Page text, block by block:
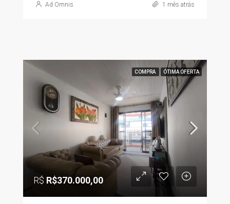
Ad Omnis 1 mês atrás
COMPRA ÓTIMA OFERTA
R$ R$370.000,00